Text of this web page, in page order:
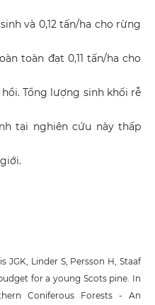
và 0,12 tấn/ha cho rừng
toàn đạt 0,11 tấn/ha cho
Tổng lượng sinh khối rễ
tại nghiên cứu này thấp
JGK, Linder S, Persson H, Staaf
for a young Scots pine. In
Coniferous Forests - An